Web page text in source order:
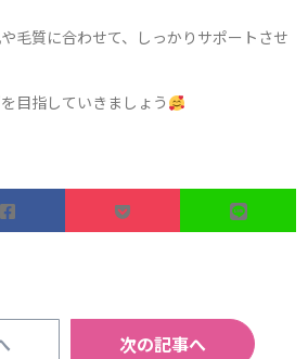
毛質に合わせて、しっかりサポートさせ
目指していきましょう
次の記事へ